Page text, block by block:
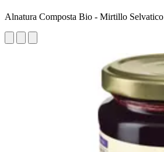
Alnatura Composta Bio - Mirtillo Selvatico